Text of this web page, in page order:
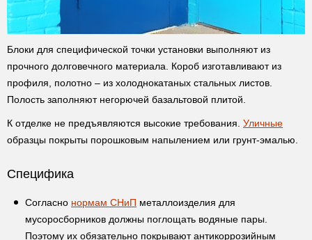
Блоки для специфической точки установки выполняют из
прочного долговечного материала. Короб изготавливают из
профиля, полотно – из холоднокатаных стальных листов.
Полость заполняют негорючей базальтовой плитой.
К отделке не предъявляются высокие требования. Уличные
образцы покрыты порошковым напылением или грунт-эмалью.
Специфика
Согласно нормам СНиП металлоизделия для
мусоросборников должны поглощать водяные пары.
Поэтому их обязательно покрывают антикоррозийным